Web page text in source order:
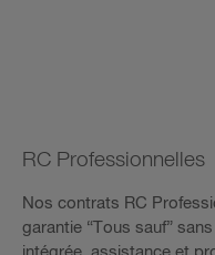
RC Professionnelles
Nos contrats RC
garantie “Tous sauf”